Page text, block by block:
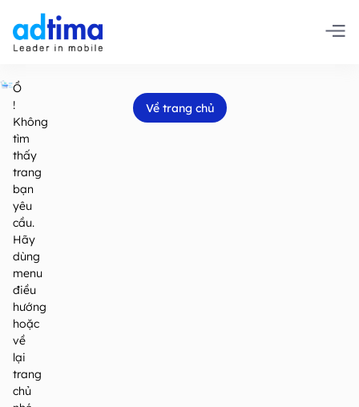
Ồ
!
Không
tìm
thấy
trang
bạn
yêu
cầu.
Hãy
dùng
menu
điều
hướng
hoặc
về
lại
trang
chủ
Về trang chủ